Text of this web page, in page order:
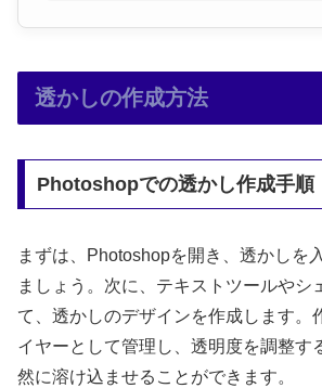
透かしの作成方法
Photoshopでの透かし作成手順
まずは、Photoshopを開き、透かしを
ましょう。次に、テキストツールやシ
て、透かしのデザインを作成します。
イヤーとして管理し、透明度を調整す
然に溶け込ませることができます。